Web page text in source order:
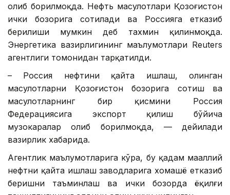
олиб борилмоқда. Нефть маҳсулотлари Қозоғистон
ички бозорига сотилади ва Россияга етказиб
берилиши мумкин деб тахмин қилинмоқда.
Энергетика вазирлигининг маълумотлари Reuters
агентлиги томонидан тарқатилди.
– Россия нефтини қайта ишлаш, олинган
маҳсулотларни Қозоғистон бозорига сотиш ва
маҳсулотларнинг бир қисмини Россия
Федерациясига экспорт қилиш бўйича
музокаралар олиб борилмоқда, — дейилади
вазирлик хабарида.
Агентлик маълумотларига кўра, бу қадам маҳаллий
нефтни қайта ишлаш заводларига хомашё етказиб
беришни таъминлаш ва ички бозорда ёқилғи